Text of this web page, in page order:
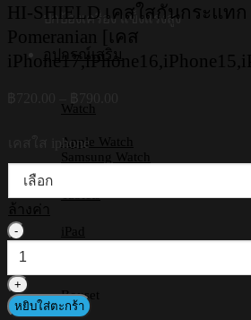
ปกป้องเครื่อง แข็งแรงสูง
อุปกรณ์เสริม
Watch
Apple Watch
Samsung Watch
Tablets
iPad
Boxset
HI-SHIELD เคสใสกันกระแทก
Pomeranian [เคส
through
฿790.00
เคสใส iphone
ล้างค่า
จำนวน
SHIELD
เคส
ใส
หยิบใส่ตะกร้า